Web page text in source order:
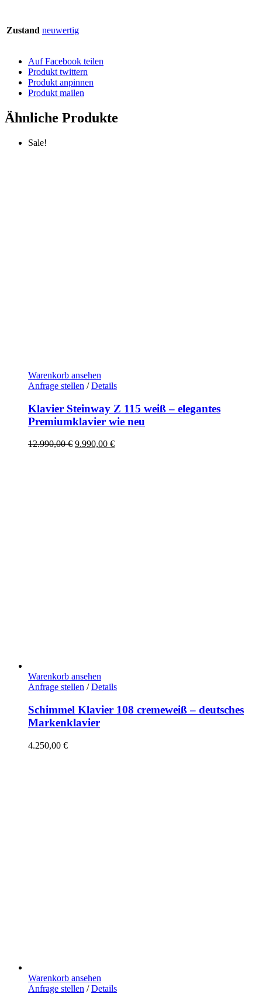
Zustand neuwertig
Auf Facebook teilen
Produkt twittern
Produkt anpinnen
Produkt mailen
Ähnliche Produkte
Sale!
Warenkorb ansehen
Anfrage stellen / Details
Klavier Steinway Z 115 weiß – elegantes
Premiumklavier wie neu
12.990,00€ Ursprünglicher
9.990,00 €Aktueller
Warenkorb ansehen
Anfrage stellen / Details
Schimmel Klavier 108 cremeweiß – deutsches
Markenklavier
4.250,00 €
Warenkorb ansehen
Anfrage stellen / Details